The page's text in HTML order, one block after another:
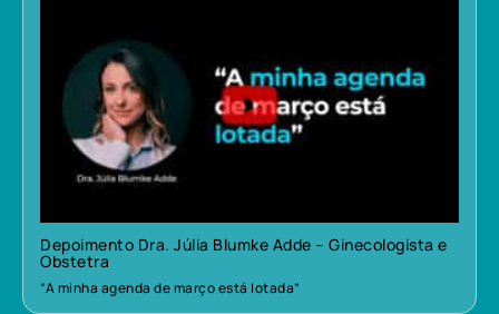
Depoimento Dra. Júlia Blumke Adde – Ginecologista e
Obstetra
“A minha agenda de março está lotada”